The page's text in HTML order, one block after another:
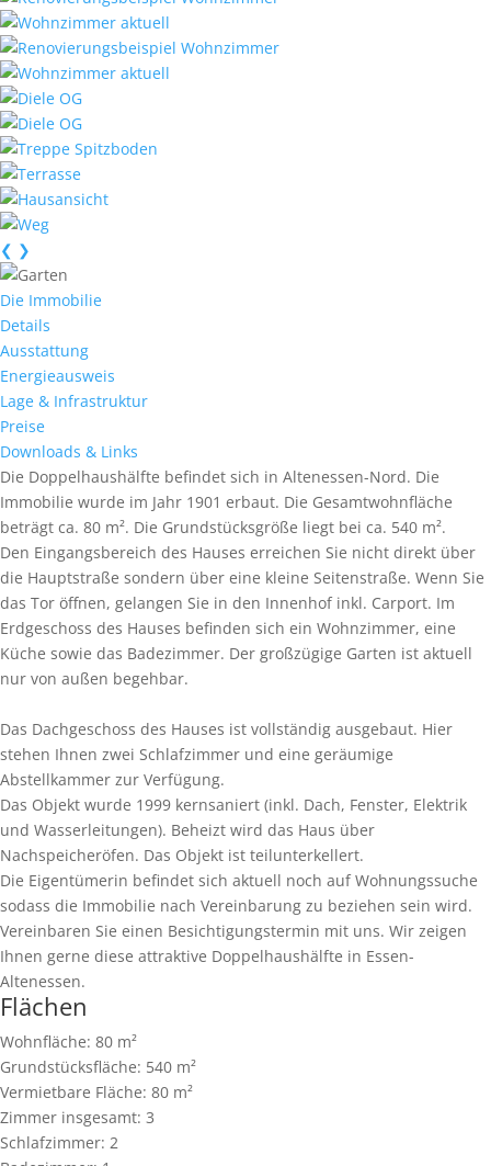
❮ ❯
Die Immobilie
Details
Ausstattung
Energieausweis
Lage & Infrastruktur
Preise
Downloads & Links
Die Doppelhaushälfte befindet sich in Altenessen-Nord. Die
Immobilie wurde im Jahr 1901 erbaut. Die Gesamtwohnfläche
beträgt ca. 80 m². Die Grundstücksgröße liegt bei ca. 540 m².
Den Eingangsbereich des Hauses erreichen Sie nicht direkt über
die Hauptstraße sondern über eine kleine Seitenstraße. Wenn Sie
das Tor öffnen, gelangen Sie in den Innenhof inkl. Carport. Im
Erdgeschoss des Hauses befinden sich ein Wohnzimmer, eine
Küche sowie das Badezimmer. Der großzügige Garten ist aktuell
nur von außen begehbar.
Das Dachgeschoss des Hauses ist vollständig ausgebaut. Hier
stehen Ihnen zwei Schlafzimmer und eine geräumige
Abstellkammer zur Verfügung.
Das Objekt wurde 1999 kernsaniert (inkl. Dach, Fenster, Elektrik
und Wasserleitungen). Beheizt wird das Haus über
Nachspeicheröfen. Das Objekt ist teilunterkellert.
Die Eigentümerin befindet sich aktuell noch auf Wohnungssuche
sodass die Immobilie nach Vereinbarung zu beziehen sein wird.
Vereinbaren Sie einen Besichtigungstermin mit uns. Wir zeigen
Ihnen gerne diese attraktive Doppelhaushälfte in Essen-
Altenessen.
Flächen
Wohnfläche: 80 m²
Grundstücksfläche: 540 m²
Vermietbare Fläche: 80 m²
Zimmer insgesamt: 3
Schlafzimmer: 2